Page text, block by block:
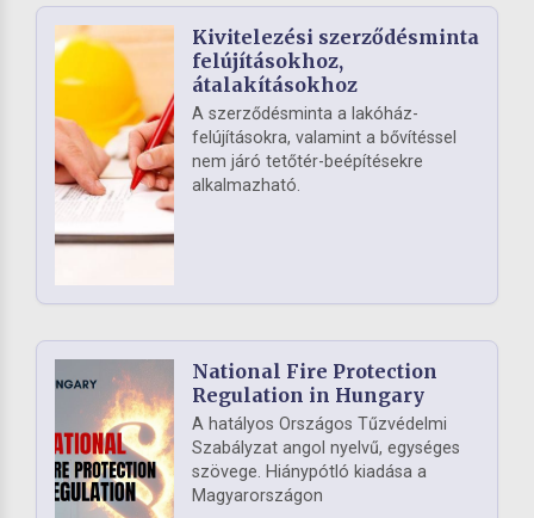
Kivitelezési szerződésminta
felújításokhoz,
átalakításokhoz
A szerződésminta a lakóház-
felújításokra, valamint a bővítéssel
nem járó tetőtér-beépítésekre
alkalmazható.
National Fire Protection
Regulation in Hungary
A hatályos Országos Tűzvédelmi
Szabályzat angol nyelvű, egységes
szövege. Hiánypótló kiadása a
Magyarországon